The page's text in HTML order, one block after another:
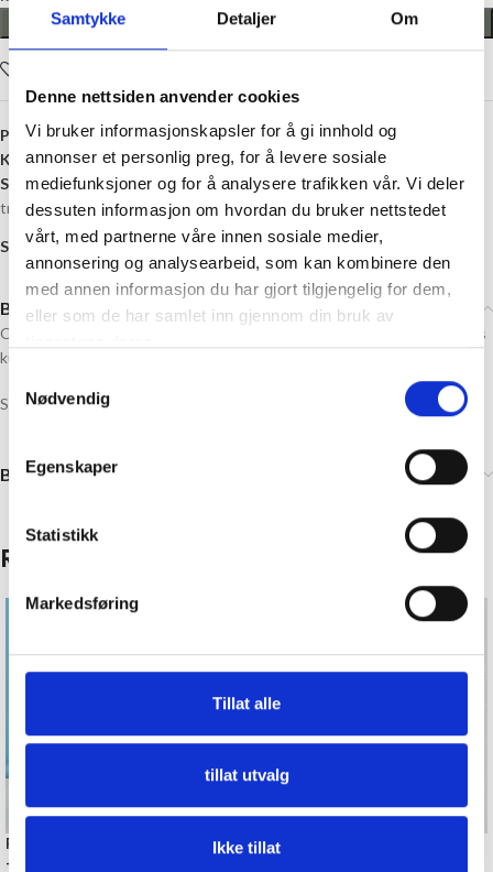
Samtykke Detaljer Om
Denne nettsiden anvender cookies
Vi bruker informasjonskapsler for å gi innhold og
annonser et personlig preg, for å levere sosiale
mediefunksjoner og for å analysere trafikken vår. Vi deler
dessuten informasjon om hvordan du bruker nettstedet
vårt, med partnerne våre innen sosiale medier,
annonsering og analysearbeid, som kan kombinere den
med annen informasjon du har gjort tilgjengelig for dem,
eller som de har samlet inn gjennom din bruk av
Nødvendig
Egenskaper
Statistikk
Markedsføring
Tillat alle
tillat utvalg
Ikke tillat
LEGG I HANDLEKURV
Produktnummer:90425124
Kategori:Oppskrifter
Stikkord:27 masker,3 mm,Baby,Babyull Lanett,Bukse,Enkel Enkel
tråd,Gutt, Jente,Ovenfra, Strikking
Share:
Beskrivelse
Oppskrift til «Lille bukse» til baby fra Sandnes Garn, Oppskriften selges
kun sammen med garn til oppskriften.
Se Strikkepakke til Lille bukse baby i Babyull Lanett, HER (link)
Brand
Relaterte produkter
Ragnhild Kjole med blomster
– Strikkepakke
Linnea Dress Junior – 2405